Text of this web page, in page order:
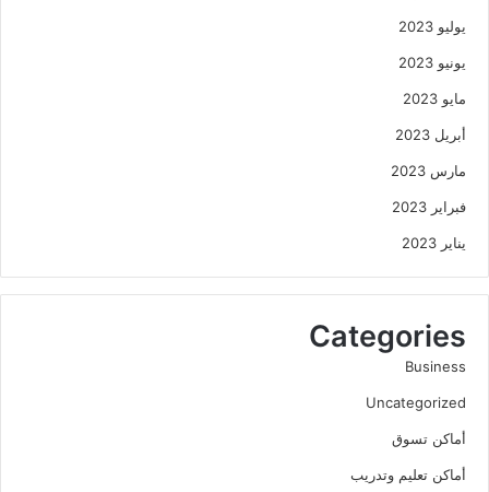
يوليو 2023
يونيو 2023
مايو 2023
أبريل 2023
مارس 2023
فبراير 2023
يناير 2023
Categories
Business
Uncategorized
أماكن تسوق
أماكن تعليم وتدريب